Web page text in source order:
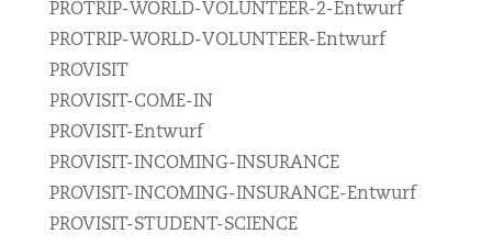
PROTRIP-WORLD-VOLUNTEER-2-Entwurf
PROTRIP-WORLD-VOLUNTEER-Entwurf
PROVISIT
PROVISIT-COME-IN
PROVISIT-Entwurf
PROVISIT-INCOMING-INSURANCE
PROVISIT-INCOMING-INSURANCE-Entwurf
PROVISIT-STUDENT-SCIENCE